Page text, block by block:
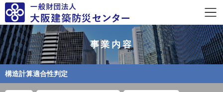
事業内容
構造計算適合性判定